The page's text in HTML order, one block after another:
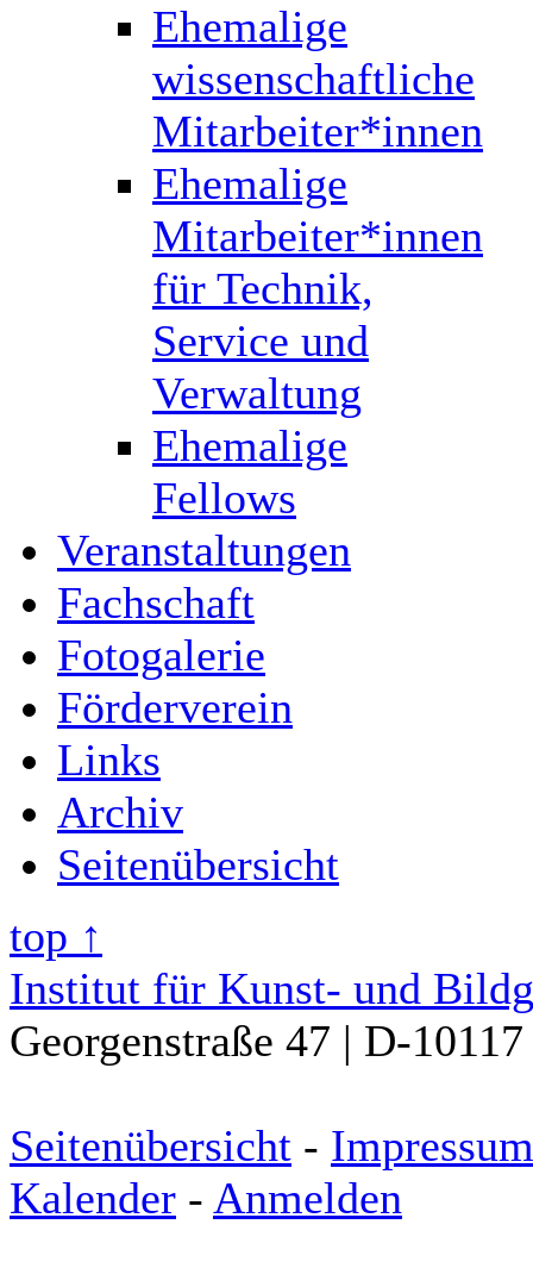
Ehemalige
wissenschaftliche
Mitarbeiter*innen
Ehemalige
Mitarbeiter*innen
für Technik,
Service und
Verwaltung
Ehemalige
Fellows
Veranstaltungen
Fachschaft
Fotogalerie
Förderverein
Links
Archiv
Seitenübersicht
top ↑
Institut für Kunst- und
Georgenstraße 47 | D-
Seitenübersicht - Impressum
Kalender - Anmelden